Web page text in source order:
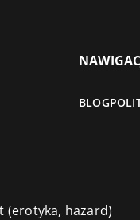
BLOG
(erotyka, hazard)